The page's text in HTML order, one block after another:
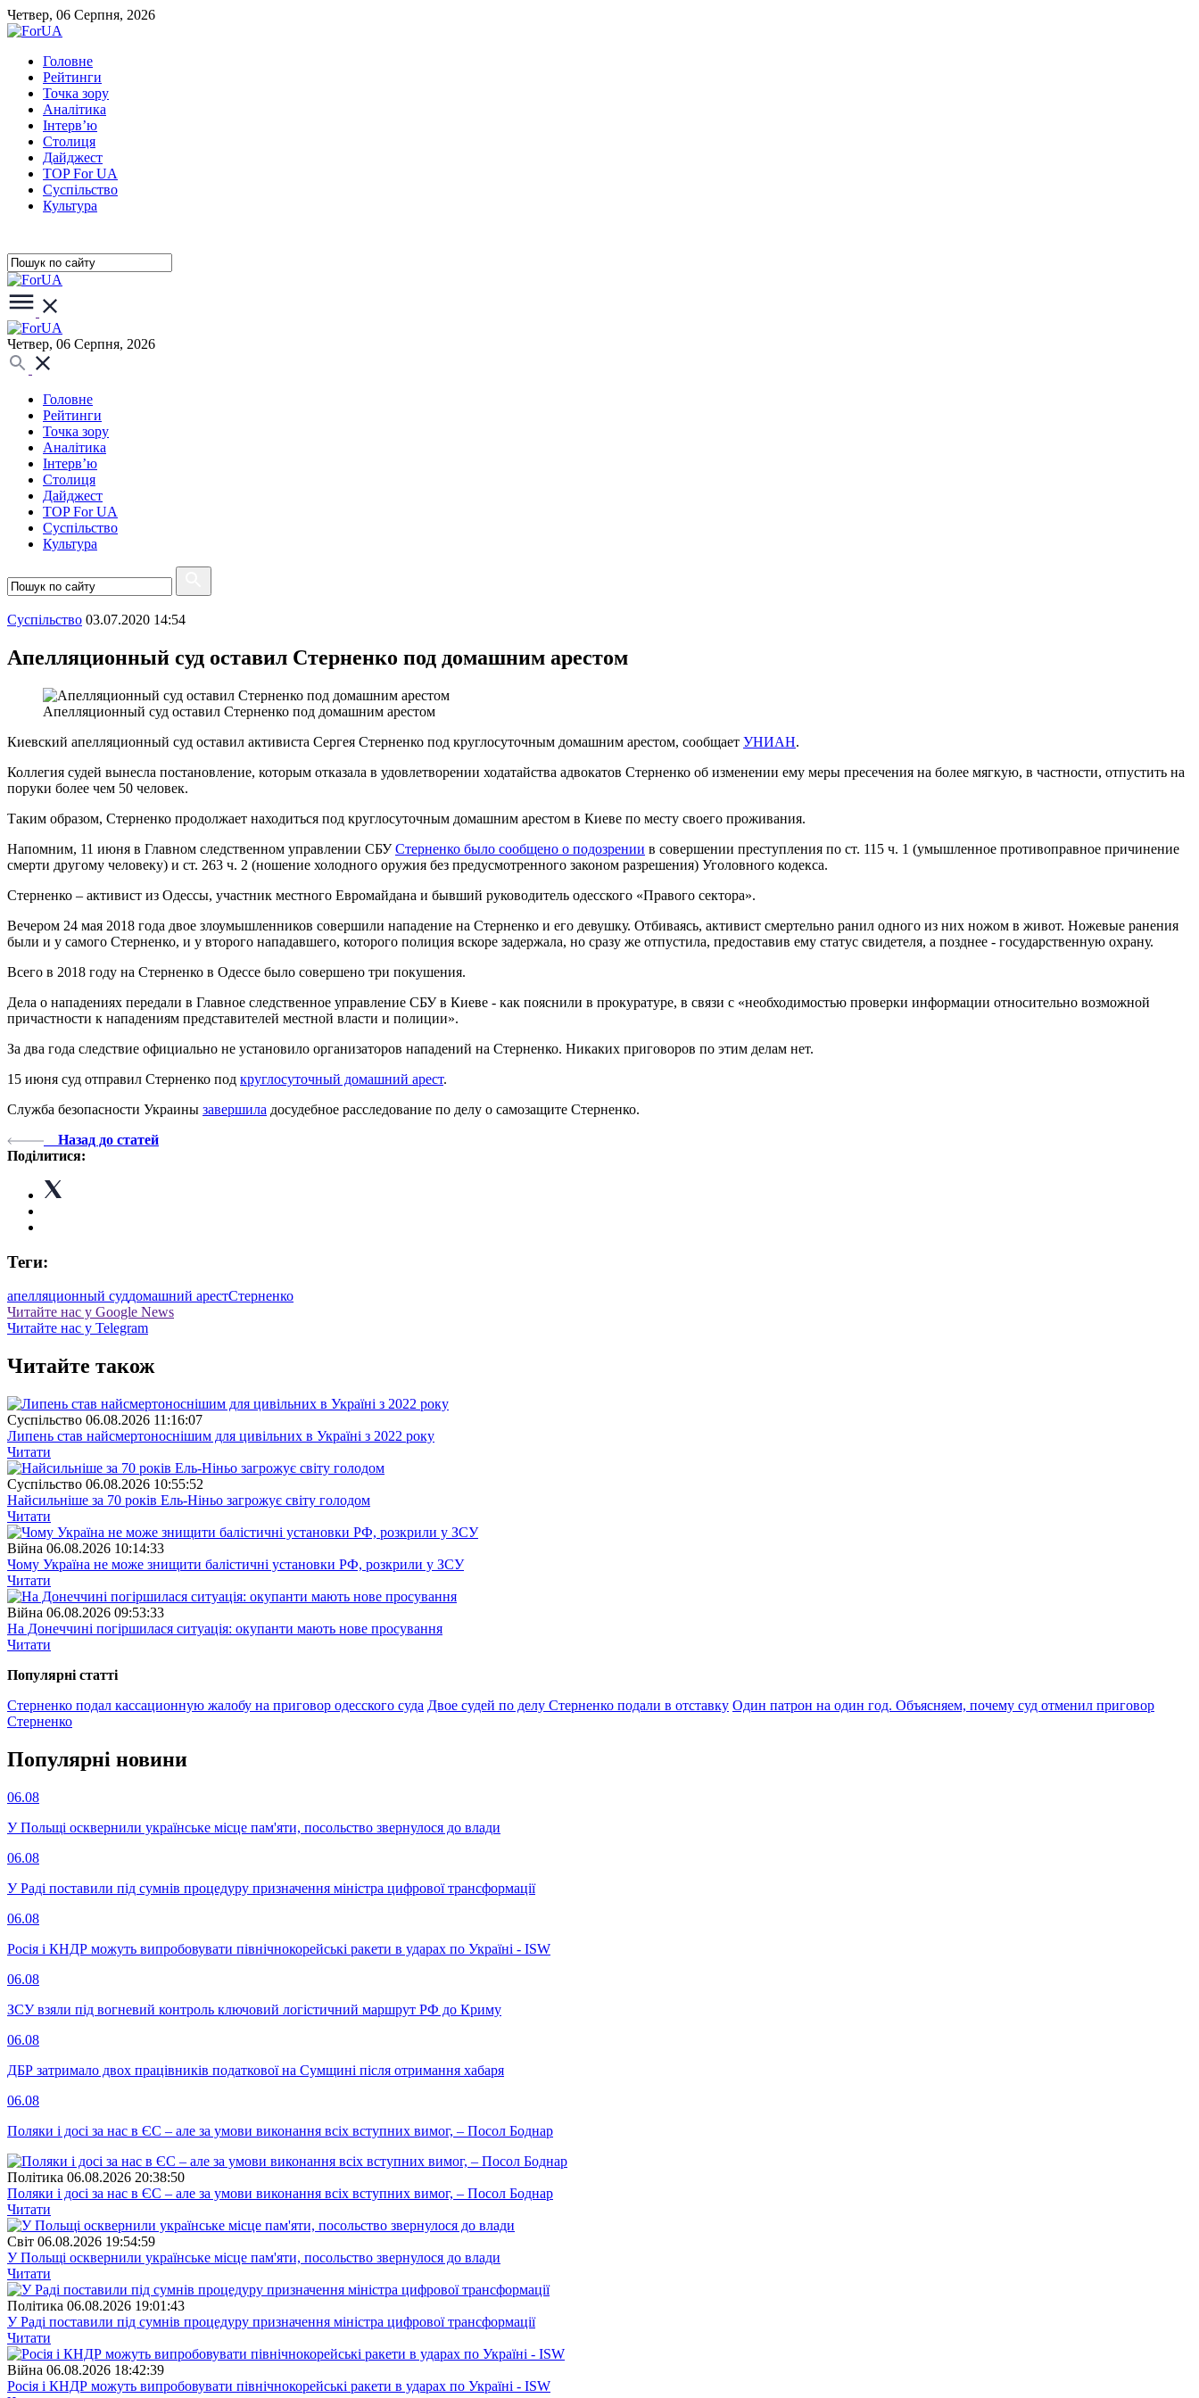
Четвер, 06 Серпня, 2026
Головне
Рейтинги
Точка зору
Аналітика
Інтерв’ю
Столиця
Дайджест
TOP For UA
Суспiльство
Культура
Четвер, 06 Серпня, 2026
Головне
Рейтинги
Точка зору
Аналітика
Інтерв’ю
Столиця
Дайджест
TOP For UA
Суспiльство
Культура
Суспiльство 03.07.2020 14:54
Апелляционный суд оставил Стерненко под домашним арестом
Апелляционный суд оставил Стерненко под домашним арестом
Киевский апелляционный суд оставил активиста Сергея Стерненко под круглосуточным домашним арестом, сообщает УНИАН.
Коллегия судей вынесла постановление, которым отказала в удовлетворении ходатайства адвокатов Стерненко об изменении ему меры пресечения на более мягкую, в частности, отпустить на
поруки более чем 50 человек.
Таким образом, Стерненко продолжает находиться под круглосуточным домашним арестом в Киеве по месту своего проживания.
Напомним, 11 июня в Главном следственном управлении СБУСтерненко было сообщено о подозрении в совершении преступления по ст. 115 ч. 1 (умышленное противоправное причинение
смерти другому человеку) и ст. 263 ч. 2 (ношение холодного оружия без предусмотренного законом разрешения) Уголовного кодекса.
Стерненко – активист из Одессы, участник местного Евромайдана и бывший руководитель одесского «Правого сектора».
Вечером 24 мая 2018 года двое злоумышленников совершили нападение на Стерненко и его девушку. Отбиваясь, активист смертельно ранил одного из них ножом в живот. Ножевые ранения
были и у самого Стерненко, и у второго нападавшего, которого полиция вскоре задержала, но сразу же отпустила, предоставив ему статус свидетеля, а позднее - государственную охрану.
Всего в 2018 году на Стерненко в Одессе было совершено три покушения.
Дела о нападениях передали в Главное следственное управление СБУ в Киеве - как пояснили в прокуратуре, в связи с «необходимостью проверки информации относительно возможной
причастности к нападениям представителей местной власти и полиции».
За два года следствие официально не установило организаторов нападений на Стерненко. Никаких приговоров по этим делам нет.
15 июня суд отправил Стерненко под круглосуточный домашний арест.
Служба безопасности Украины завершила досудебное расследование по делу о самозащите Стерненко.
Назад до статей
Поділитися:
Теги:
апелляционный суддомашний арестСтерненко
Читайте нас у Google News
Читайте нас у Telegram
Читайте також
Суспiльство 06.08.2026 11:16:07
Липень став найсмертоноснішим для цивільних в Україні з 2022 року
Читати
Суспiльство 06.08.2026 10:55:52
Найсильніше за 70 років Ель-Ніньо загрожує світу голодом
Читати
Війна 06.08.2026 10:14:33
Чому Україна не може знищити балістичні установки РФ, розкрили у ЗСУ
Читати
Війна 06.08.2026 09:53:33
На Донеччині погіршилася ситуація: окупанти мають нове просування
Читати
Популярнi статтi
Стерненко подал кассационную жалобу на приговор одесского суда Двое судей по делу Стерненко подали в отставку Один патрон на один год. Объясняем, почему суд отменил приговор
Стерненко
Популярнi новини
06.08
У Польщі осквернили українське місце пам'яти, посольство звернулося до влади
06.08
У Раді поставили під сумнів процедуру призначення міністра цифрової трансформації
06.08
Росія і КНДР можуть випробовувати північнокорейські ракети в ударах по Україні - ISW
06.08
ЗСУ взяли під вогневий контроль ключовий логістичний маршрут РФ до Криму
06.08
ДБР затримало двох працівників податкової на Сумщині після отримання хабаря
06.08
Поляки і досі за нас в ЄС – але за умови виконання всіх вступних вимог, – Посол Боднар
Полiтика 06.08.2026 20:38:50
Поляки і досі за нас в ЄС – але за умови виконання всіх вступних вимог, – Посол Боднар
Читати
Свiт 06.08.2026 19:54:59
У Польщі осквернили українське місце пам'яти, посольство звернулося до влади
Читати
Полiтика 06.08.2026 19:01:43
У Раді поставили під сумнів процедуру призначення міністра цифрової трансформації
Читати
Війна 06.08.2026 18:42:39
Росія і КНДР можуть випробовувати північнокорейські ракети в ударах по Україні - ISW